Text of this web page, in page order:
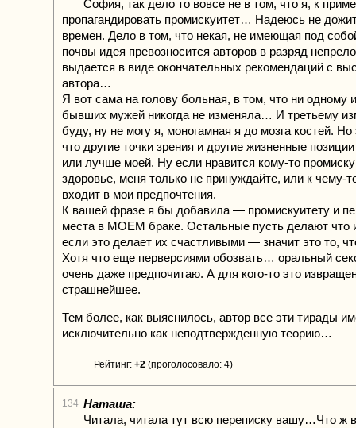
София, так дело то вовсе не в том, что я, к
пропагандировать промискуитет… Надеюсь не
времен. Дело в том, что некая, не имеющая под
почвы идея превозносится авторов в разряд
выдается в виде окончательных рекомендаций с
автора…
Я вот сама на голову больная, в том, что ни одному
бывших мужей никогда не изменяла… И третьему
буду, ну не могу я, моногамная я до мозга костей. Но
что другие точки зрения и другие жизненные
или лучше моей. Ну если нравится кому-то
здоровье, меня только не принуждайте, или к чему-
входит в мои предпочтения.
К вашей фразе я бы добавила — промискуитету и
места в МОЕМ браке. Остальные пусть делают что
если это делает их счастливыми — значит это то,
Хотя что еще перверсиями обозвать… оральный
очень даже предпочитаю. А для кого-то это
страшнейшее.
Тем более, как выяснилось, автор все эти тирады
исключительно как неподтвержденную теорию…
Рейтинг: +2 (проголосовало: 4)
134 Наташа:
Читала, читала тут всю переписку вашу…Что ж